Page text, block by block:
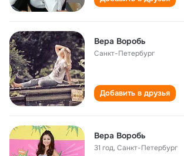
Вера Воробь
Санкт-Петербург
Добавить в друзья
Вера Воробь
31 год,Санкт-Петербург